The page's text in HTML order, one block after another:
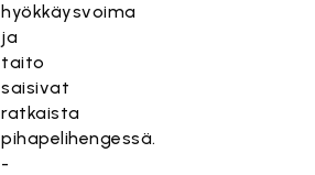
hyökkäysvoima
ja
taito
saisivat
ratkaista
pihapelihengessä.
-